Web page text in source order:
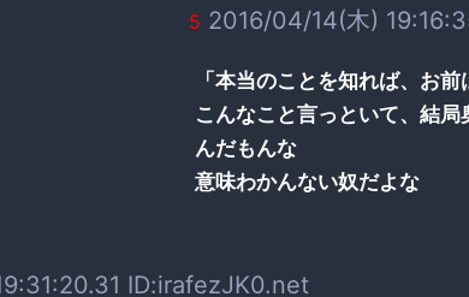
5 2016/04/14(木)
「本当のことを知れば、お
こんなこと言っといて、結
んだもんな
意味わかんない奴だよな
ID:irafezJK0.net